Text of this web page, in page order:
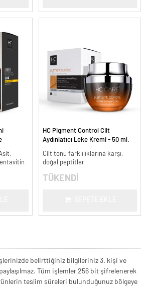
HC Pigment Control Cilt
Aydınlatıcı Leke Kremi - 50 ml.
Cilt tonu farklılıklarına karşı,
doğal peptitler
TÜKENDİ
belirttiğiniz bilgileriniz 3. kişi ve
Tüm işlemler 256 bit şifrelenerek
teslim süreleri bulunduğunuz bölgeye